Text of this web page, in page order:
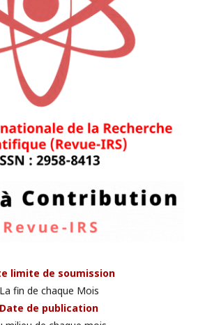
limite de soumission
La fin de chaque Mois
Date de publication